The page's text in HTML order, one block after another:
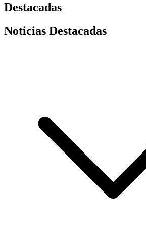
Destacadas
Noticias Destacadas